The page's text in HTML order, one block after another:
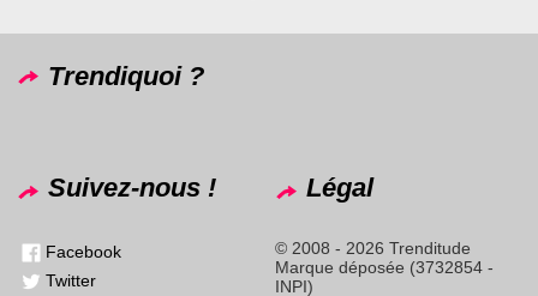
Trendiquoi ?
Suivez-nous !
Facebook
Twitter
Légal
© 2008 - 2026 Trenditude
Marque déposée (3732854 -
INPI)